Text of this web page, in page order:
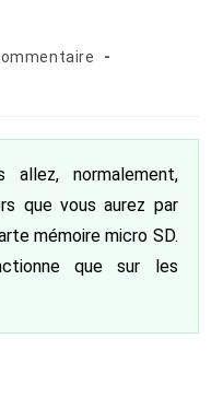
allez, normalement,
que vous aurez par
mémoire micro SD.
que sur les